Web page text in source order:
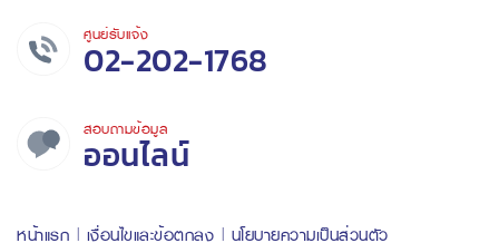
ศูนย์รับแจ้ง
02-202-1768
สอบถามข้อมูล
ออนไลน์
หน้าแรก เงื่อนไขและข้อตกลง นโยบายความเป็นส่วนตัว